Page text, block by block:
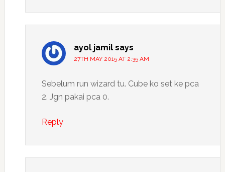
ayol jamil says
27TH MAY 2015 AT 2:35 AM
Sebelum run wizard tu. Cube ko set ke pca
2. Jgn pakai pca 0.
Reply